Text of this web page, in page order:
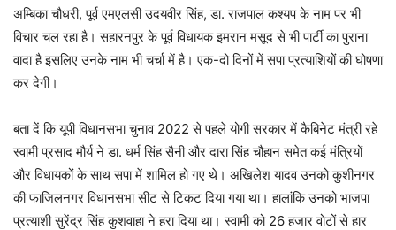
अम्बिका चौधरी, पूर्व एमएलसी उदयवीर सिंह, डा. राजपाल कश्यप के नाम पर भी
विचार चल रहा है। सहारनपुर के पूर्व विधायक इमरान मसूद से भी पार्टी का पुराना
वादा है इसलिए उनके नाम भी चर्चा में है। एक-दो दिनों में सपा प्रत्याशियों की घोषणा
कर देगी।
बता दें कि यूपी विधानसभा चुनाव 2022 से पहले योगी सरकार में कैबिनेट मंत्री रहे
स्‍वामी प्रसाद मौर्य ने डा. धर्म सिंह सैनी और दारा सिंह चौहान समेत कई मंत्रियों
और विधायकों के साथ सपा में शामिल हो गए थे। अखिलेश यादव उनको कुशीनगर
की फाजिलनगर विधानसभा सीट से टिकट दिया गया था। हालांकि उनको भाजपा
प्रत्‍याशी सुरेंद्र सिंह कुशवाहा ने हरा दिया था। स्वामी को 26 हजार वोटों से हार